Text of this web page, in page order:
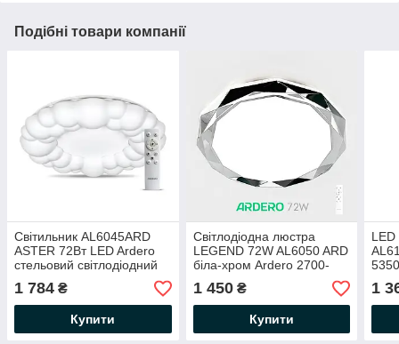
Подібні товари компанії
Світильник AL6045ARD
ASTER 72Вт LED Ardero
стельовий світлодіодний
3000K-4000K-6500K
500Lm з пультом ДУ
Ø500х100мм
1 784 ₴
Купити
Світлодіодна люстра
LEGEND 72W AL6050 ARD
біла-хром Ardero 2700-
6500К 5040Lm світильник
з пультом ДУ Ø500х100мм
1 450₴
Купити
1